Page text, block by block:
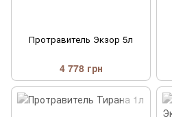
Протравитель Экзор 5л
4 778 грн